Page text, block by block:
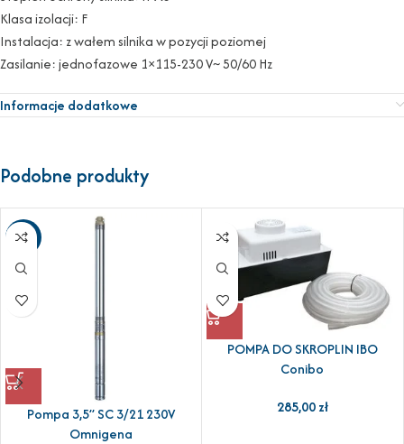
Klasa izolacji: F
Instalacja: z wałem silnika w pozycji poziomej
Zasilanie: jednofazowe 1×115-230 V~ 50/60 Hz
Informacje dodatkowe
Podobne produkty
-20%
Pompa 3,5” SC 3/21 230V
Omnigena
POMPA DO SKROPLIN IBO
Conibo
285,00zł